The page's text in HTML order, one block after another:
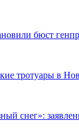
бюст
тротуары в
снег»: